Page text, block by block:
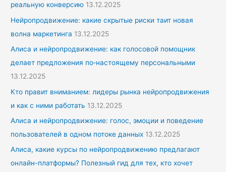
реальную конверсию 13.12.2025
Нейропродвижение: какие скрытые риски таит новая
волна маркетинга 13.12.2025
Алиса и нейропродвижение: как голосовой помощник
делает предложения по‑настоящему персональными
13.12.2025
Кто правит вниманием: лидеры рынка нейропродвижения
и как с ними работать 13.12.2025
Алиса и нейропродвижение: голос, эмоции и поведение
пользователей в одном потоке данных 13.12.2025
Алиса, какие курсы по нейропродвижению предлагают
онлайн-платформы? Полезный гид для тех, кто хочет